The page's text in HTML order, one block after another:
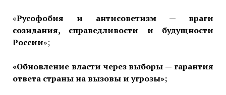
«Русофобия и антисоветизм — враги
созидания, справедливости и будущности
России»;
«Обновление власти через выборы — гарантия
ответа страны на вызовы и угрозы»;